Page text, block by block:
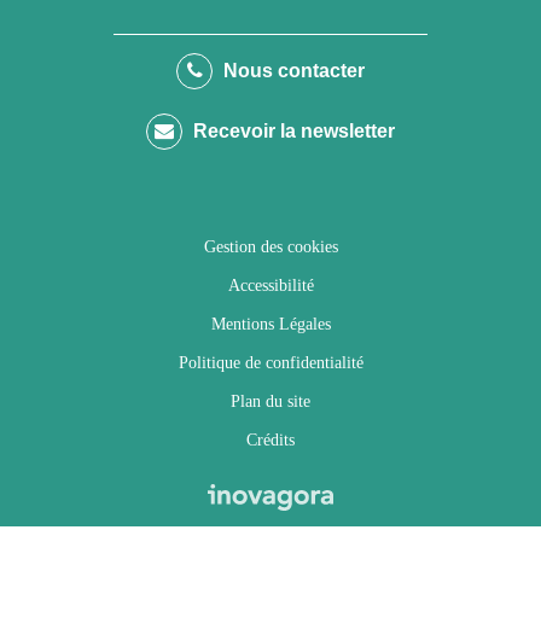
le
Facebook
le
Twitter
le
Instagram
Youtube
Nous contacter
Recevoir la newsletter
Gestion des cookies
Accessibilité
Mentions Légales
Politique de confidentialité
Plan du site
Crédits